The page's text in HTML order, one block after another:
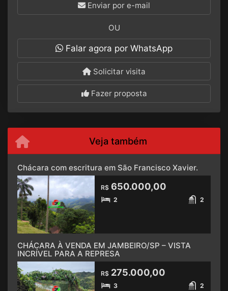
Enviar por e-mail
OU
Falar agora por WhatsApp
Solicitar visita
Fazer proposta
Veja também
Chácara com escritura em São Francisco Xavier.
R$ 650.000,00
2 2
CHÁCARA À VENDA EM JAMBEIRO/SP – VISTA
INCRÍVEL PARA A REPRESA
R$ 275.000,00
3 2